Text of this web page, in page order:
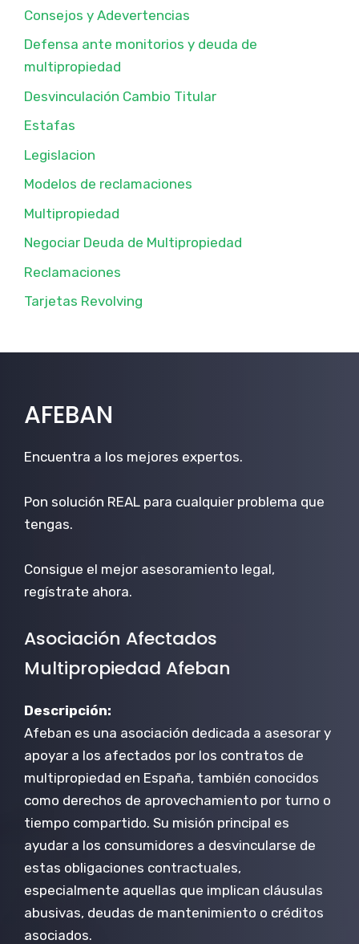
Consejos y Adevertencias
Defensa ante monitorios y deuda de
multipropiedad
Desvinculación Cambio Titular
Estafas
Legislacion
Modelos de reclamaciones
Multipropiedad
Negociar Deuda de Multipropiedad
Reclamaciones
Tarjetas Revolving
AFEBAN
Encuentra a los mejores expertos.
Pon solución REAL para cualquier problema que
tengas.
Consigue el mejor asesoramiento legal,
regístrate ahora.
Asociación Afectados
Multipropiedad Afeban
Descripción:
Afeban es una asociación dedicada a asesorar y
apoyar a los afectados por los contratos de
multipropiedad en España, también conocidos
como derechos de aprovechamiento por turno o
tiempo compartido. Su misión principal es
ayudar a los consumidores a desvincularse de
estas obligaciones contractuales,
especialmente aquellas que implican cláusulas
abusivas, deudas de mantenimiento o créditos
asociados.